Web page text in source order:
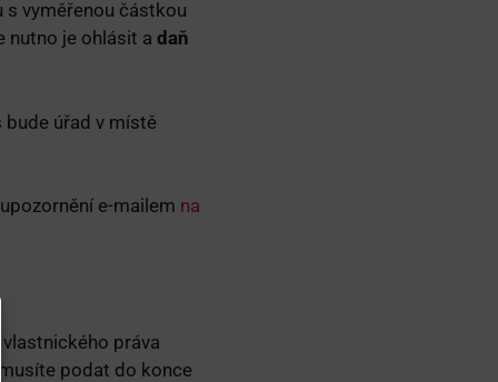
s vyměřenou částkou
nutno je ohlásit adaň
bude úřad v místě
e-mailem na
práva
podat do konce